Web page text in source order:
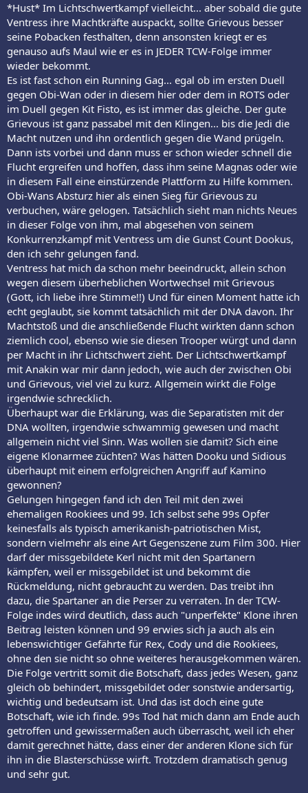
*Hust* Im Lichtschwertkampf vielleicht... aber sobald die gute
Ventress ihre Machtkräfte auspackt, sollte Grievous besser
seine Pobacken festhalten, denn ansonsten kriegt er es
genauso aufs Maul wie er es in JEDER TCW-Folge immer
wieder bekommt.
Es ist fast schon ein Running Gag... egal ob im ersten Duell
gegen Obi-Wan oder in diesem hier oder dem in ROTS oder
im Duell gegen Kit Fisto, es ist immer das gleiche. Der gute
Grievous ist ganz passabel mit den Klingen... bis die Jedi die
Macht nutzen und ihn ordentlich gegen die Wand prügeln.
Dann ists vorbei und dann muss er schon wieder schnell die
Flucht ergreifen und hoffen, dass ihm seine Magnas oder wie
in diesem Fall eine einstürzende Plattform zu Hilfe kommen.
Obi-Wans Absturz hier als einen Sieg für Grievous zu
verbuchen, wäre gelogen. Tatsächlich sieht man nichts Neues
in dieser Folge von ihm, mal abgesehen von seinem
Konkurrenzkampf mit Ventress um die Gunst Count Dookus,
den ich sehr gelungen fand.
Ventress hat mich da schon mehr beeindruckt, allein schon
wegen diesem überheblichen Wortwechsel mit Grievous
(Gott, ich liebe ihre Stimme!!) Und für einen Moment hatte ich
echt geglaubt, sie kommt tatsächlich mit der DNA davon. Ihr
Machtstoß und die anschließende Flucht wirkten dann schon
ziemlich cool, ebenso wie sie diesen Trooper würgt und dann
per Macht in ihr Lichtschwert zieht. Der Lichtschwertkampf
mit Anakin war mir dann jedoch, wie auch der zwischen Obi
und Grievous, viel viel zu kurz. Allgemein wirkt die Folge
irgendwie schrecklich.
Überhaupt war die Erklärung, was die Separatisten mit der
DNA wollten, irgendwie schwammig gewesen und macht
allgemein nicht viel Sinn. Was wollen sie damit? Sich eine
eigene Klonarmee züchten? Was hätten Dooku und Sidious
überhaupt mit einem erfolgreichen Angriff auf Kamino
gewonnen?
Gelungen hingegen fand ich den Teil mit den zwei
ehemaligen Rookiees und 99. Ich selbst sehe 99s Opfer
keinesfalls als typisch amerikanish-patriotischen Mist,
sondern vielmehr als eine Art Gegenszene zum Film 300. Hier
darf der missgebildete Kerl nicht mit den Spartanern
kämpfen, weil er missgebildet ist und bekommt die
Rückmeldung, nicht gebraucht zu werden. Das treibt ihn
dazu, die Spartaner an die Perser zu verraten. In der TCW-
Folge indes wird deutlich, dass auch "unperfekte" Klone ihren
Beitrag leisten können und 99 erwies sich ja auch als ein
lebenswichtiger Gefährte für Rex, Cody und die Rookiees,
ohne den sie nicht so ohne weiteres herausgekommen wären.
Die Folge vertritt somit die Botschaft, dass jedes Wesen, ganz
gleich ob behindert, missgebildet oder sonstwie andersartig,
wichtig und bedeutsam ist. Und das ist doch eine gute
Botschaft, wie ich finde. 99s Tod hat mich dann am Ende auch
getroffen und gewissermaßen auch überrascht, weil ich eher
damit gerechnet hätte, dass einer der anderen Klone sich für
ihn in die Blasterschüsse wirft. Trotzdem dramatisch genug
und sehr gut.